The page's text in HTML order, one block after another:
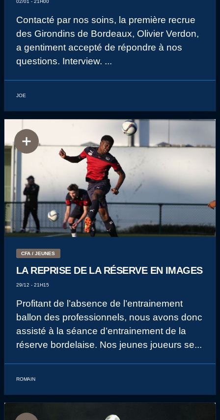
02/01 - 21H00
Contacté par nos soins, la première recrue
des Girondins de Bordeaux, Olivier Verdon,
a gentiment accepté de répondre à nos
questions. Interview. ...
JOE
CFA / JEUNES
LA REPRISE DE LA RÉSERVE EN IMAGES
29/12 - 21H15
Profitant de l’absence de l’entrainement
ballon des professionnels, nous avons donc
assisté à la séance d’entrainement de la
réserve bordelaise. Nos jeunes joueurs se...
ROMAIN